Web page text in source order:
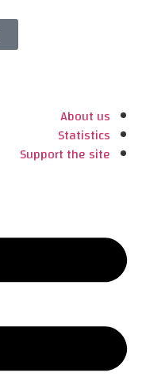
About us
Statistics
Support the site